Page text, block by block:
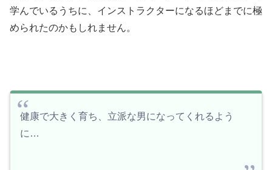
学んでいるうちに、インストラクターになるほどまでに極
められたのかもしれません。
健康で大きく育ち、立派な男になってくれるよう
に…